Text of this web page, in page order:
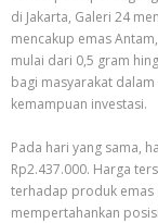
di Jakarta, Galeri 24
mencakup emas
mulai dari 0,5 gram
bagi masyarakat
kemampuan investasi.
Pada hari yang sama,
Rp2.437.000. Harga
terhadap produk emas
mempertahankan